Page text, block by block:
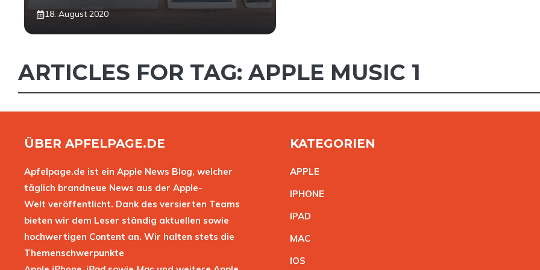
18. August 2020
ARTICLES FOR TAG:APPLE MUSIC 1
ÜBER APFELPAGE.DE
Apfelpage.de ist ein Apple News Blog, welcher
täglich brandneue News aus der Apple-
Welt veröffentlicht. Dank des versierten Teams
bieten wir dem Leser ständig aktuellen sowie
hochwertigen Content an. Wir halten stets die
Themenschwerpunkte
KATEGORIEN
APPLE
IPHONE
IPAD
MAC
IOS